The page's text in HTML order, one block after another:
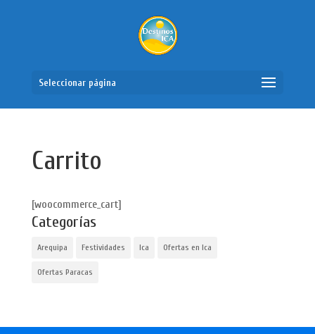
Seleccionar página
Carrito
[woocommerce_cart]
Categorías
Arequipa Festividades Ica Ofertas en Ica
Ofertas Paracas